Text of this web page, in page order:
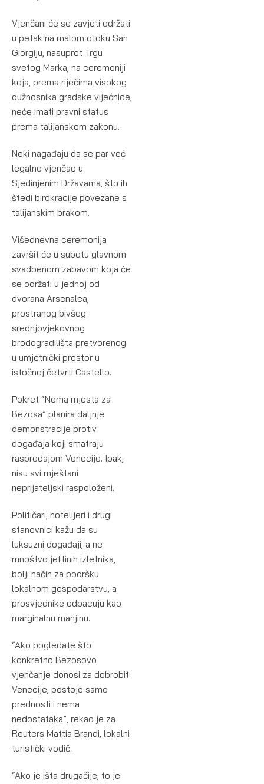
Vjenčani će se zavjeti održati
u petak na malom otoku San
Giorgiju, nasuprot Trgu
svetog Marka, na ceremoniji
koja, prema riječima visokog
dužnosnika gradske vijećnice,
neće imati pravni status
prema talijanskom zakonu.
Neki nagađaju da se par već
legalno vjenčao u
Sjedinjenim Državama, što ih
štedi birokracije povezane s
talijanskim brakom.
Višednevna ceremonija
završit će u subotu glavnom
svadbenom zabavom koja će
se održati u jednoj od
dvorana Arsenalea,
prostranog bivšeg
srednjovjekovnog
brodogradilišta pretvorenog
u umjetnički prostor u
istočnoj četvrti Castello.
Pokret “Nema mjesta za
Bezosa” planira daljnje
demonstracije protiv
događaja koji smatraju
rasprodajom Venecije. Ipak,
nisu svi mještani
neprijateljski raspoloženi.
Političari, hotelijeri i drugi
stanovnici kažu da su
luksuzni događaji, a ne
mnoštvo jeftinih izletnika,
bolji način za podršku
lokalnom gospodarstvu, a
prosvjednike odbacuju kao
marginalnu manjinu.
“Ako pogledate što
konkretno Bezosovo
vjenčanje donosi za dobrobit
Venecije, postoje samo
prednosti i nema
nedostataka”, rekao je za
Reuters Mattia Brandi, lokalni
turistički vodič.
“Ako je išta drugačije, to je